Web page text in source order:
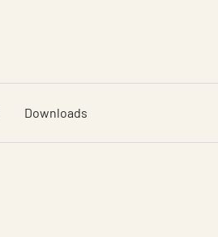
Downloads